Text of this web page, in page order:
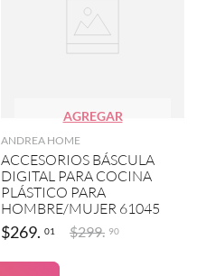
AGREGAR
ANDREA HOME
ACCESORIOS BÁSCULA
DIGITAL PARA COCINA
PLÁSTICO PARA
HOMBRE/MUJER 61045
$269. 01 $299. 90